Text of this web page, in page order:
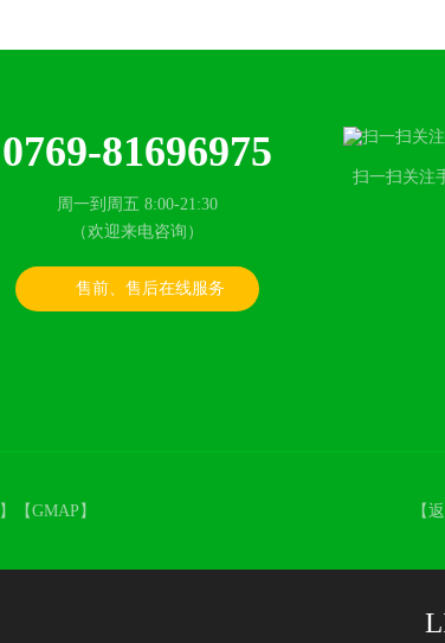
0769-81696975
周一到周五 8:00-21:30
（欢迎来电咨询）
售前、售后在线服务
扫一扫关注
】【GMAP】 【